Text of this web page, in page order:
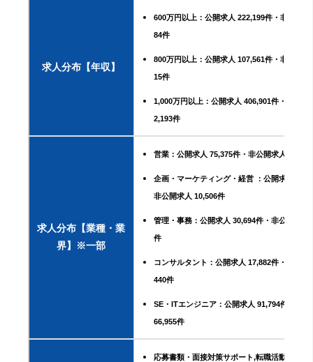
求人分布【年収】
600万円以上：公開求人 222,199件・非公開求
84件
800万円以上：公開求人 107,561件・非公開求
15件
1,000万円以上：公開求人 406,901件・非公開
2,193件
求人分布【業種・業
界】※一部
営業：公開求人 75,375件・非公開求人 39,765
企画・マーケティング・経営 ：公開求人
非公開求人 10,506件
管理・事務：公開求人 30,694件・非公開求人
件
コンサルタント：公開求人 17,882件・非公開
440件
SE・ITエンジニア：公開求人 91,794件・非公
66,955件
応募書類・面接対策サポート,転職活動の手続